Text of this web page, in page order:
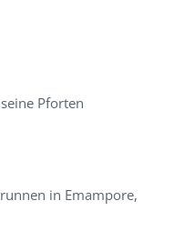
Pforten
in Emampore,